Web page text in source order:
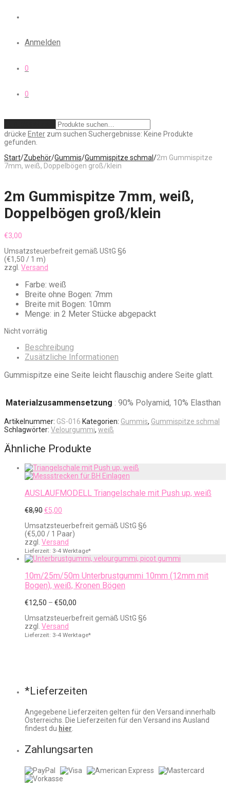
Anmelden
0
0
drücke Enter zum suchen Suchergebnisse: Keine Produkte
gefunden.
Start/Zubehör/Gummis/Gummispitze schmal /2m Gummispitze
7mm, weiß, Doppelbögen groß/klein
2m Gummispitze 7mm, weiß,
Doppelbögen groß/klein
€3,00
Umsatzsteuerbefreit gemäß UStG §6
(€1,50 / 1 m)
zzgl. Versand
Farbe: weiß
Breite ohne Bogen: 7mm
Breite mit Bogen: 10mm
Menge: in 2 Meter Stücke abgepackt
Nicht vorrätig
Beschreibung
Zusätzliche Informationen
Gummispitze eine Seite leicht flauschig andere Seite glatt.
Materialzusammensetzung : 90% Polyamid, 10% Elasthan
Artikelnummer: GS-016 Kategorien: Gummis, Gummispitze schmal
Schlagwörter: Velourgummi, weiß
Ähnliche Produkte
AUSLAUFMODELL Triangelschale mit Push up, weiß
€8,90Ursprünglicher
war:
€8,90
€5,00
ist:
€5,00.
Umsatzsteuerbefreit gemäß UStG §6
(€5,00 / 1 Paar)
zzgl. Versand
Lieferzeit: 3-4 Werktage*
10m/25m/50m Unterbrustgummi 10mm (12mm mit
Bogen), weiß, Kronen Bögen
€12,50 – €50,00
bis
Umsatzsteuerbefreit gemäß UStG §6
zzgl. Versand
Lieferzeit: 3-4 Werktage*
*Lieferzeiten
Angegebene Lieferzeiten gelten für den Versand innerhalb
Österreichs. Die Lieferzeiten für den Versand ins Ausland
findest du hier.
Zahlungsarten